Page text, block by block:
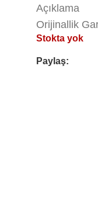
Açıklama
Orijinallik
Stokta yok
Paylaş: